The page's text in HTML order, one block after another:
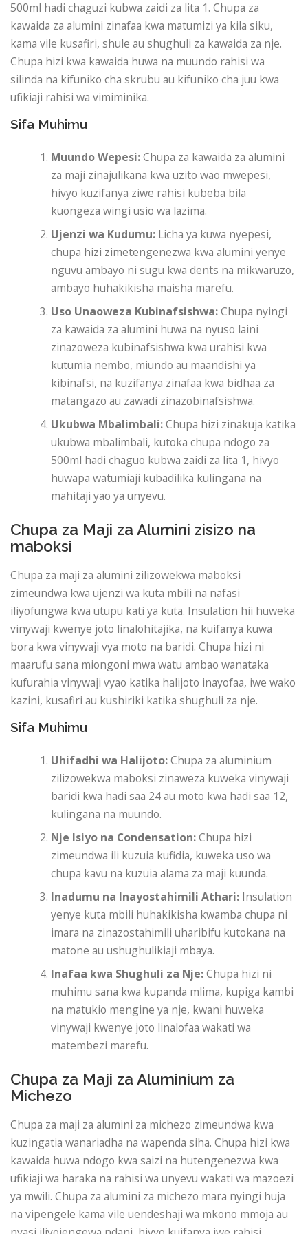
500ml hadi chaguzi kubwa zaidi za lita 1. Chupa za
kawaida za alumini zinafaa kwa matumizi ya kila siku,
kama vile kusafiri, shule au shughuli za kawaida za nje.
Chupa hizi kwa kawaida huwa na muundo rahisi wa
silinda na kifuniko cha skrubu au kifuniko cha juu kwa
ufikiaji rahisi wa vimiminika.
Sifa Muhimu
Muundo Wepesi:Chupa za kawaida za alumini
za maji zinajulikana kwa uzito wao mwepesi,
hivyo kuzifanya ziwe rahisi kubeba bila
kuongeza wingi usio wa lazima.
Ujenzi wa Kudumu: Licha ya kuwa nyepesi,
chupa hizi zimetengenezwa kwa alumini yenye
nguvu ambayo ni sugu kwa dents na mikwaruzo,
ambayo huhakikisha maisha marefu.
Uso Unaoweza Kubinafsishwa:Chupa nyingi
za kawaida za alumini huwa na nyuso laini
zinazoweza kubinafsishwa kwa urahisi kwa
kutumia nembo, miundo au maandishi ya
kibinafsi, na kuzifanya zinafaa kwa bidhaa za
matangazo au zawadi zinazobinafsishwa.
Ukubwa Mbalimbali:Chupa hizi zinakuja katika
ukubwa mbalimbali, kutoka chupa ndogo za
500ml hadi chaguo kubwa zaidi za lita 1, hivyo
huwapa watumiaji kubadilika kulingana na
mahitaji yao ya unyevu.
Chupa za Maji za Alumini zisizo na
maboksi
Chupa za maji za alumini zilizowekwa maboksi
zimeundwa kwa ujenzi wa kuta mbili na nafasi
iliyofungwa kwa utupu kati ya kuta. Insulation hii huweka
vinywaji kwenye joto linalohitajika, na kuifanya kuwa
bora kwa vinywaji vya moto na baridi. Chupa hizi ni
maarufu sana miongoni mwa watu ambao wanataka
kufurahia vinywaji vyao katika halijoto inayofaa, iwe wako
kazini, kusafiri au kushiriki katika shughuli za nje.
Sifa Muhimu
Uhifadhi wa Halijoto:Chupa za aluminium
zilizowekwa maboksi zinaweza kuweka vinywaji
baridi kwa hadi saa 24 au moto kwa hadi saa 12,
kulingana na muundo.
Nje Isiyo na Condensation:Chupa hizi
zimeundwa ili kuzuia kufidia, kuweka uso wa
chupa kavu na kuzuia alama za maji kuunda.
Inadumu na Inayostahimili Athari: Insulation
yenye kuta mbili huhakikisha kwamba chupa ni
imara na zinazostahimili uharibifu kutokana na
matone au ushughulikiaji mbaya.
Inafaa kwa Shughuli za Nje:Chupa hizi ni
muhimu sana kwa kupanda mlima, kupiga kambi
na matukio mengine ya nje, kwani huweka
vinywaji kwenye joto linalofaa wakati wa
matembezi marefu.
Chupa za Maji za Aluminium za
Michezo
Chupa za maji za alumini za michezo zimeundwa kwa
kuzingatia wanariadha na wapenda siha. Chupa hizi kwa
kawaida huwa ndogo kwa saizi na hutengenezwa kwa
ufikiaji wa haraka na rahisi wa unyevu wakati wa mazoezi
ya mwili. Chupa za alumini za michezo mara nyingi huja
na vipengele kama vile uendeshaji wa mkono mmoja au